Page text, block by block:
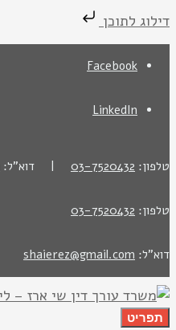
דילוג לתוכן
Facebook
LinkedIn
טלפון: 03-7520432 | דוא"ל:
טלפון: 03-7520432
דוא"ל: shaierez@gmail.com
תפריט